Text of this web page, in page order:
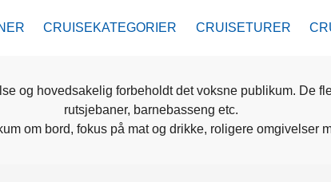
CRUISEKATEGORIER CRUISETURER
og hovedsakelig forbeholdt det voksne publikum. De
rutsjebaner, barnebasseng etc.
om bord, fokus på mat og drikke, roligere omgivelser